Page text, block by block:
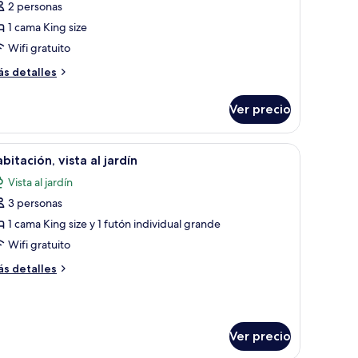
opinión)
2 personas
1 cama King size
Wifi gratuito
detalles
Ver precio
una mesita de noche con lámpara, una silla y vistas al exterior a través
Una habitación de hotel con cama, mesita
2 vista al jardín
Vista al jardín
3 personas
1 cama King size y 1 futón individual grande
Wifi gratuito
detalles
Ver precio